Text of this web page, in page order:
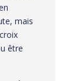
mais
être